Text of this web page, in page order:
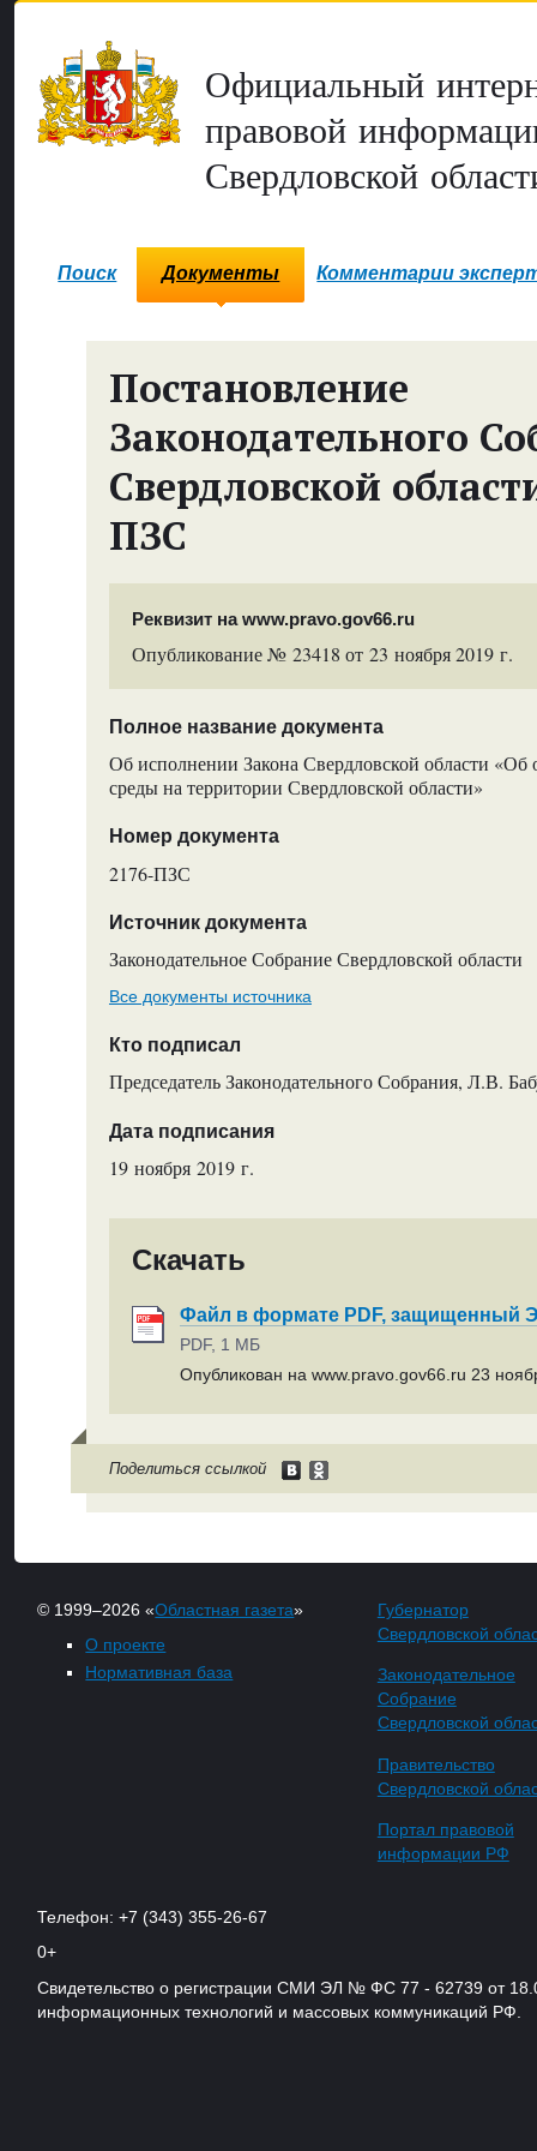
Официальный
правовой
Свердловской
Поиск Документы Комментарии
Постановление
Законодательного
Свердловской
ПЗС
Реквизит на www.pravo.gov66.ru
Опубликование № 23418 от 23 ноября 2019 г.
Полное название документа
Об исполнении Закона Свердловской области
среды на территории Свердловской области»
Номер документа
2176-ПЗС
Источник документа
Законодательное Собрание Свердловской области
Все документы источника
Кто подписал
Председатель Законодательного Собрания, Л.В.
Дата подписания
19 ноября 2019 г.
Скачать
Файл в формате PDF, защищенный
PDF, 1 МБ
Опубликован на www.pravo.gov66.ru 23
Поделиться ссылкой
© 1999–2026 «Областная газета»
О проекте
Нормативная база
Губернатор
Свердловской
Законодательное
Собрание
Свердловской
Правительство
Свердловской
Портал правовой
информации РФ
Телефон: +7 (343) 355-26-67
0+
Свидетельство о регистрации СМИ ЭЛ № ФС 77 - 62739 от
информационных технологий и массовых коммуникаций РФ.